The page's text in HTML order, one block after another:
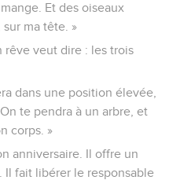
Et des oiseaux
ma tête. »
rêve veut dire : les trois
dans une position élevée,
te pendra à un arbre, et
corps. »
anniversaire. Il offre un
Il fait libérer le responsable